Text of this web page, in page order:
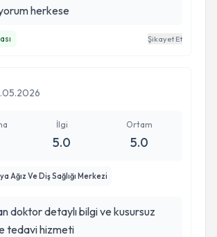
herkese
Şikayet Et
İlgi
5.0
Ortam
5.0
Ağız Ve Diş Sağlığı Merkezi
doktor detaylı bilgi ve kusursuz
tedavi hizmeti